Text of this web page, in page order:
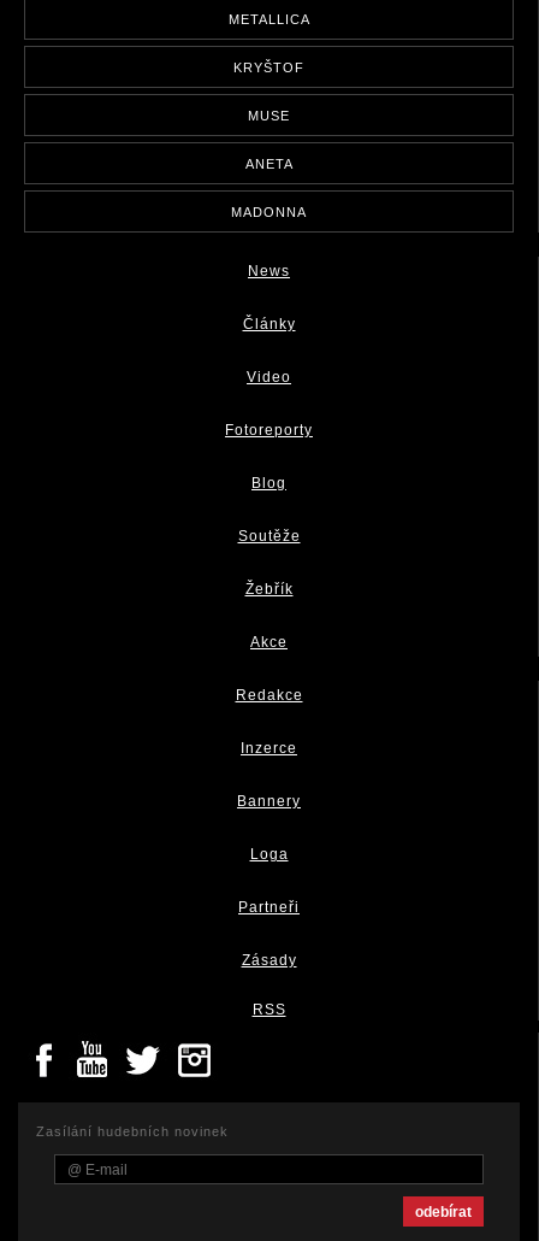
METALLICA
KRYŠTOF
MUSE
ANETA
MADONNA
News
Články
Video
Fotoreporty
Blog
Soutěže
Žebřík
Akce
Redakce
Inzerce
Bannery
Loga
Partneři
Zásady
RSS
Zasílání hudebních novinek